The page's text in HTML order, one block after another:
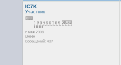
IC7K
Участник
с мая 2008
UHHH
Сообщений: 437